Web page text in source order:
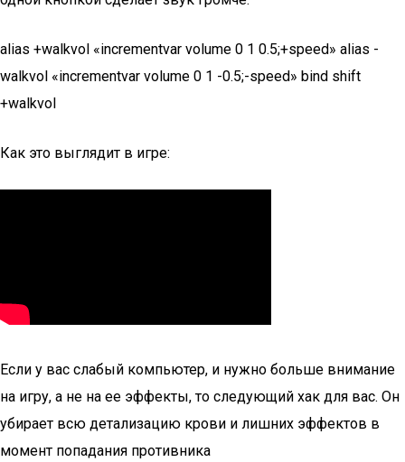
alias +walkvol «incrementvar volume 0 1 0.5;+speed» alias -
walkvol «incrementvar volume 0 1 -0.5;-speed» bind shift
+walkvol
Как это выглядит в игре:
Если у вас слабый компьютер, и нужно больше внимание
на игру, а не на ее эффекты, то следующий хак для вас. Он
убирает всю детализацию крови и лишних эффектов в
момент попадания противника